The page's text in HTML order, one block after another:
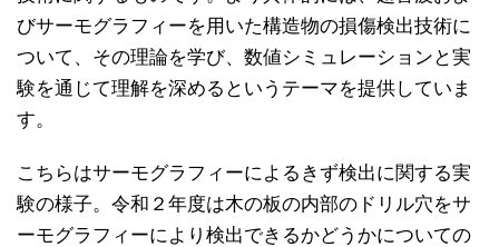
びサーモグラフィーを用いた構造物の損傷検出技術に
ついて、その理論を学び、数値シミュレーションと実
験を通じて理解を深めるというテーマを提供していま
す。
こちらはサーモグラフィーによるきず検出に関する実
験の様子。令和２年度は木の板の内部のドリル穴をサ
ーモグラフィーにより検出できるかどうかについての